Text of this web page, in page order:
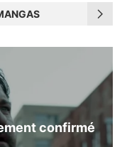
confirmé